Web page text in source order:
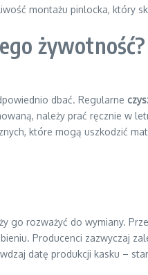
montażu pinlocka, który
żywotność?
dbać. Regularne
należy prać ręcznie w
które mogą uszkodzić
go rozważyć do wymiany.
Producenci zazwyczaj
datę produkcji kasku –